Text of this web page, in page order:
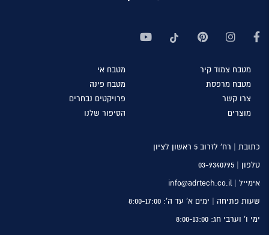
מטבח אי מטבח צמוד קיר
מטבח פינה מטבח מרפסת
פרויקטים נבחרים צרו קשר
הסיפור שלנו מוצרים
כתובת | רח’ לזרוב 5 ראשון לציון
טלפון | 03-9340795
אימייל | info@adrtech.co.il
שעות פתיחה | ימים א’ עד ה’: 8:00-17:00
ימי ו’ וערבי חג: 8:00-13:00